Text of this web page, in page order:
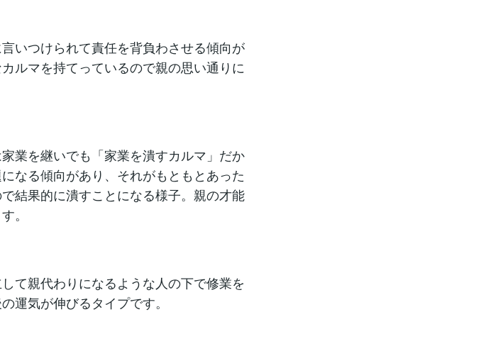
いつけられて責任を背負わさせる傾向が
ルマを持てっているので親の思い通りに
業を継いでも「家業を潰すカルマ」だか
なる傾向があり、それがもともとあった
結果的に潰すことになる様子。親の才能
。
て親代わりになるような人の下で修業を
運気が伸びるタイプです。